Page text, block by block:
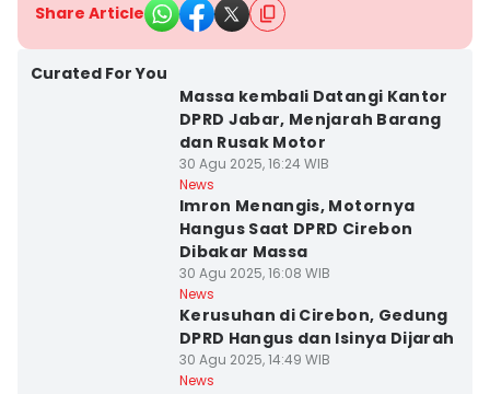
Share Article
Curated For You
Massa kembali Datangi Kantor
DPRD Jabar, Menjarah Barang
dan Rusak Motor
30 Agu 2025, 16:24 WIB
News
Imron Menangis, Motornya
Hangus Saat DPRD Cirebon
Dibakar Massa
30 Agu 2025, 16:08 WIB
News
Kerusuhan di Cirebon, Gedung
DPRD Hangus dan Isinya Dijarah
30 Agu 2025, 14:49 WIB
News